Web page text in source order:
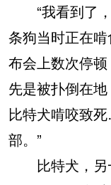
“我看到了，
条狗当时正在
布会上数次停
先是被扑倒在
比特犬啃咬致
部。”
比特犬，另